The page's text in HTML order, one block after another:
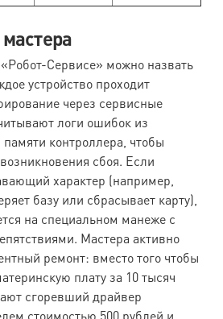
Сервисе» можно назвать
устройство проходит
через сервисные
логи ошибок из
контроллера, чтобы
сбоя. Если
характер (например,
базу или сбрасывает карту),
на специальном манеже с
Мастера активно
ремонт: вместо того чтобы
плату за 10 тысяч
сгоревший драйвер
стоимостью 500 рублей и